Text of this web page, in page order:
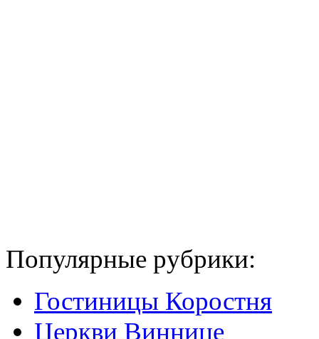
Популярные рубрики:
Гостиницы Коростня
Церкви Виннице